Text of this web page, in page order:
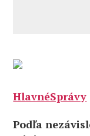
HlavnéSprávy
Podľa